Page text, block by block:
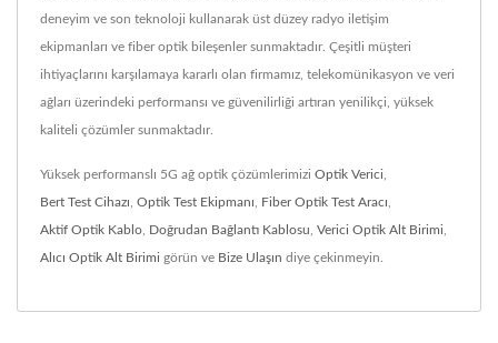
deneyim ve son teknoloji kullanarak üst düzey radyo iletişim
ekipmanları ve fiber optik bileşenler sunmaktadır. Çeşitli müşteri
ihtiyaçlarını karşılamaya kararlı olan firmamız, telekomünikasyon ve veri
ağları üzerindeki performansı ve güvenilirliği artıran yenilikçi, yüksek
kaliteli çözümler sunmaktadır.
Yüksek performanslı 5G ağ optik çözümlerimizi Optik Verici,
Bert Test Cihazı, Optik Test Ekipmanı, Fiber Optik Test Aracı,
Aktif Optik Kablo, Doğrudan Bağlantı Kablosu, Verici Optik Alt Birimi,
Alıcı Optik Alt Birimi görün ve Bize Ulaşın diye çekinmeyin.